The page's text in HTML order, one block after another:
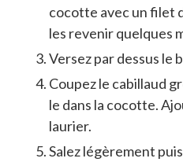
cocotte avec un filet
les revenir quelques
Versez par dessus le
Coupez le cabillaud
le dans la cocotte.
laurier.
Salez légèrement